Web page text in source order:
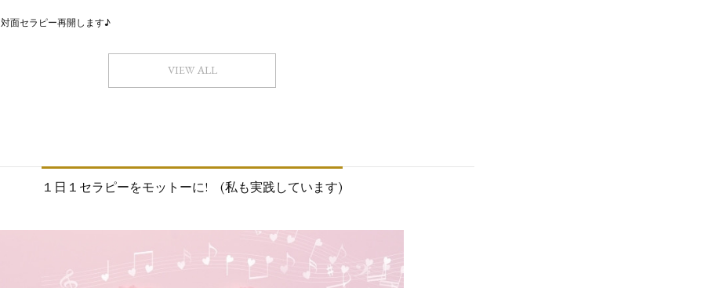
対面セラピー再開します♪
VIEW ALL
１日１セラピーをモットーに! (私も実践しています)